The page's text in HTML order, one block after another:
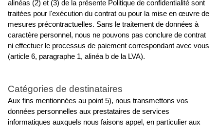
alinéas (2) et (3) de la présente Politique de confidentialité sont
traitées pour l'exécution du contrat ou pour la mise en œuvre de
mesures précontractuelles. Sans le traitement de données à
caractère personnel, nous ne pouvons pas conclure de contrat
ni effectuer le processus de paiement correspondant avec vous
(article 6, paragraphe 1, alinéa b de la LVA).
Catégories de destinataires
Aux fins mentionnées au point 5), nous transmettons vos
données personnelles aux prestataires de services
informatiques auxquels nous faisons appel, en particulier aux